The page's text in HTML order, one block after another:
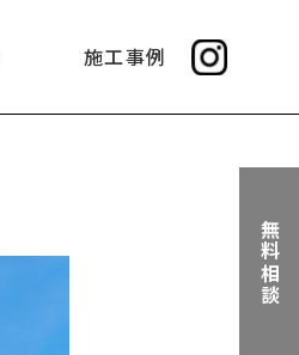
施工事例
無料相談